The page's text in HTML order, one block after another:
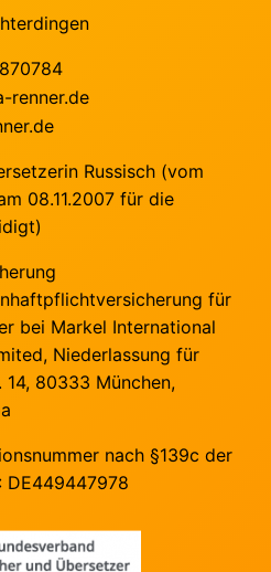
renner.de
Russisch (vom
08.11.2007 für die
für
bei Markel International
Niederlassung für
14, 80333 München,
nach §139c der
DE449447978